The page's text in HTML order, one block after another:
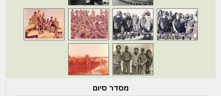
מסדר סיום